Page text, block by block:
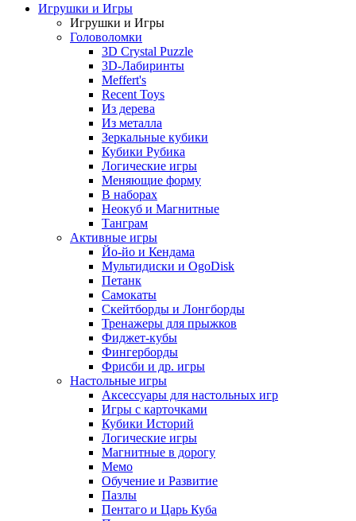
Игрушки и Игры
Игрушки и Игры
Головоломки
3D Crystal Puzzle
3D-Лабиринты
Meffert's
Recent Toys
Из дерева
Из металла
Зеркальные кубики
Кубики Рубика
Логические игры
Меняющие форму
В наборах
Неокуб и Магнитные
Танграм
Активные игры
Йо-йо и Кендама
Мультидиски и OgoDisk
Петанк
Самокаты
Скейтборды и Лонгборды
Тренажеры для прыжков
Фиджет-кубы
Фингерборды
Фрисби и др. игры
Настольные игры
Аксессуары для настольных игр
Игры с карточками
Кубики Историй
Логические игры
Магнитные в дорогу
Мемо
Обучение и Развитие
Пазлы
Пентаго и Царь Куба